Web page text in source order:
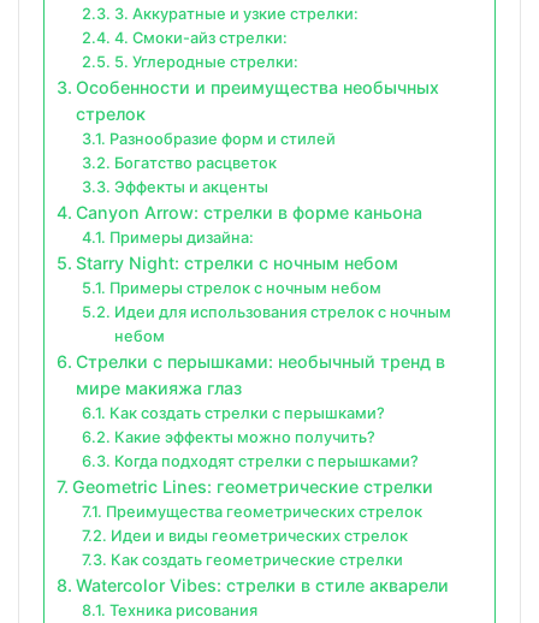
3. Аккуратные и узкие стрелки:
4. Смоки-айз стрелки:
5. Углеродные стрелки:
Особенности и преимущества необычных
стрелок
Разнообразие форм и стилей
Богатство расцветок
Эффекты и акценты
Canyon Arrow: стрелки в форме каньона
Примеры дизайна:
Starry Night: стрелки с ночным небом
Примеры стрелок с ночным небом
Идеи для использования стрелок с ночным
небом
Стрелки с перышками: необычный тренд в
мире макияжа глаз
Как создать стрелки с перышками?
Какие эффекты можно получить?
Когда подходят стрелки с перышками?
Geometric Lines: геометрические стрелки
Преимущества геометрических стрелок
Идеи и виды геометрических стрелок
Как создать геометрические стрелки
Watercolor Vibes: стрелки в стиле акварели
Техника рисования